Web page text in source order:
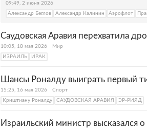
09:49, 2 июня 2026
Александр Беглов
Александр Калинин Аэрофлот
Саудовская Аравия перехватила
10:05, 18 мая 2026
Мир
ИЗРАИЛЬ
ИРАК
Шансы Роналду выиграть первый
15:25, 16 мая 2026
Спорт
Криштиану Роналду
САУДОВСКАЯ АРАВИЯ ЭР-РИЯД
Израильский министр высказался